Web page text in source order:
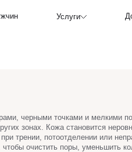
Услуги
черными точками и мелкими
зонах. Кожа становится
трении, потоотделении или
очистить поры, уменьшить